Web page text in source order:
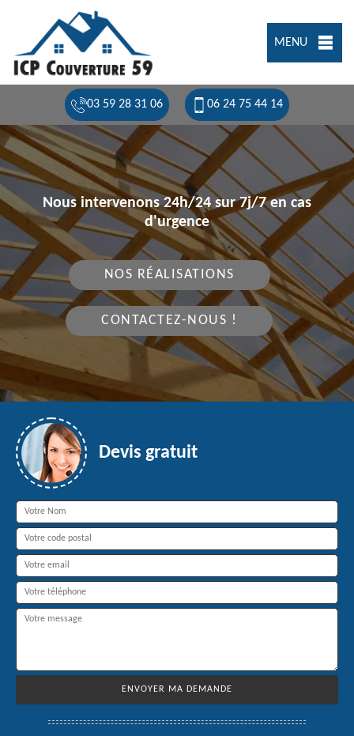
MENU
03 59 28 31 06 06 24 75 44 14
Nous intervenons 24h/24 sur 7j/7 en cas
d'urgence
NOS RÉALISATIONS
CONTACTEZ-NOUS !
Devis gratuit